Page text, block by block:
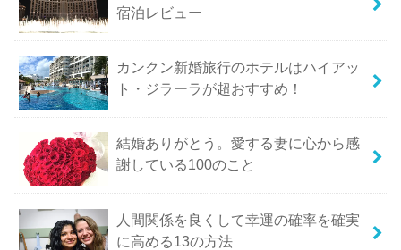
宿泊レビュー
カンクン新婚旅行のホテルはハイアッ
ト・ジラーラが超おすすめ！
結婚ありがとう。愛する妻に心から感
謝している100のこと
人間関係を良くして幸運の確率を確実
に高める13の方法